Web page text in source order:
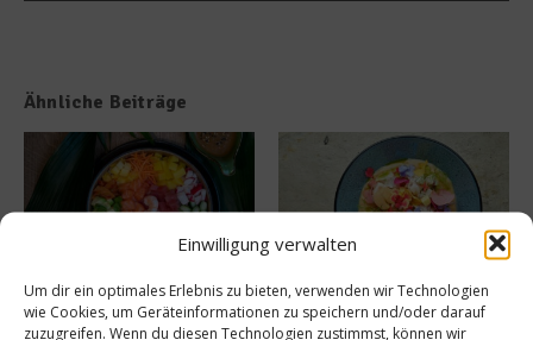
Einwilligung verwalten
Um dir ein optimales Erlebnis zu bieten, verwenden wir Technologien
wie Cookies, um Geräteinformationen zu speichern und/oder darauf
zuzugreifen. Wenn du diesen Technologien zustimmst, können wir
Ähnliche Beiträge
MAUI eröffnet neue
Sommerterrasse im
50 Best Discovery präsentiert
globales Update 2026